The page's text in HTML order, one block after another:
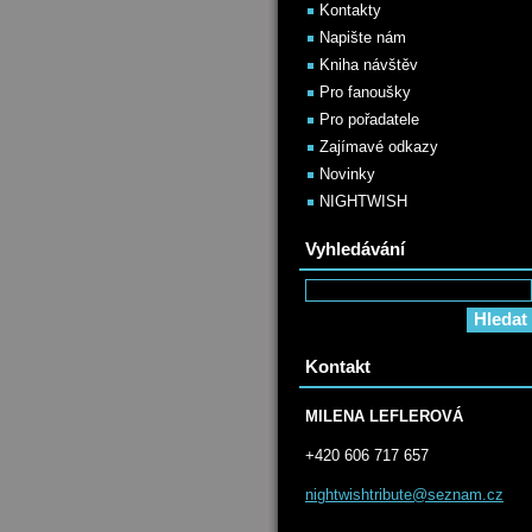
Kontakty
Napište nám
Kniha návštěv
Pro fanoušky
Pro pořadatele
Zajímavé odkazy
Novinky
NIGHTWISH
Vyhledávání
Kontakt
MILENA LEFLEROVÁ
+420 606 717 657
nightwis htribute@seznam.cz